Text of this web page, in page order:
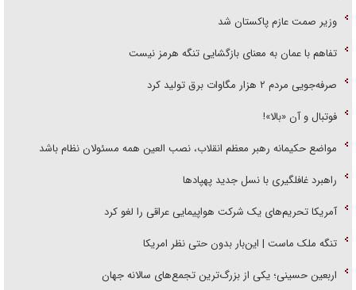
وزیر صمت عازم پاکستان شد
تفاهم با عمان به معنای بازگشایی تنگه هرمز نیست
صرفه‌جویی مردم ۲ هزار مگاوات برق تولید کرد
فوتبال و آن «بالا»!
مواضع حکیمانه رهبر معظم انقلاب، نصب العین همه مسئولان نظام باشد
راهبرد غافلگیری با نسل جدید پهپاد‌ها
آمریکا تحریم‌های یک شرکت هواپیمایی عراقی را لغو کرد
تنگه ملک ماست | این‌بار بدون حتی نظر امریکا
اربعین حسینی؛ یکی از بزرگ‌ترین تجمع‌های سالانه جهان